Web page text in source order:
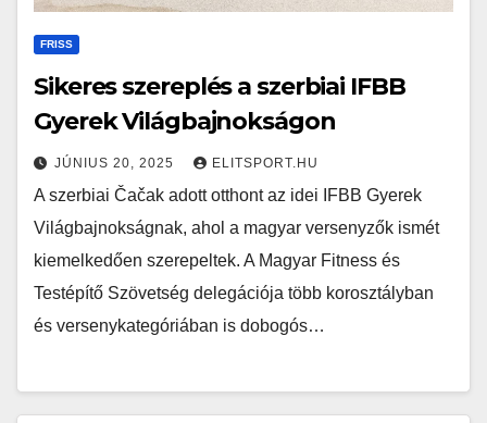
FRISS
Sikeres szereplés a szerbiai IFBB
Gyerek Világbajnokságon
JÚNIUS 20, 2025 ELITSPORT.HU
A szerbiai Čačak adott otthont az idei IFBB Gyerek
Világbajnokságnak, ahol a magyar versenyzők ismét
kiemelkedően szerepeltek. A Magyar Fitness és
Testépítő Szövetség delegációja több korosztályban
és versenykategóriában is dobogós…